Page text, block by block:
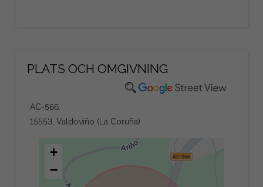
PLATS OCH OMGIVNING
AC-566.
15553, Valdoviño (La Coruña)
+
−